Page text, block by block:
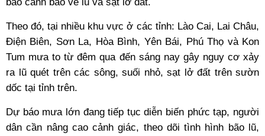
Theo đó, tại nhiều khu vực ở các tỉnh: Lào Cai, Lai Châu,
Điện Biên, Sơn La, Hòa Bình, Yên Bái, Phú Thọ và Kon
Tum mưa to từ đêm qua đến sáng nay gây nguy cơ xảy
ra lũ quét trên các sông, suối nhỏ, sạt lở đất trên sườn
dốc tại tỉnh trên.
Dự báo mưa lớn đang tiếp tục diễn biến phức tạp, người
dân cần nâng cao cảnh giác, theo dõi tình hình bão lũ,